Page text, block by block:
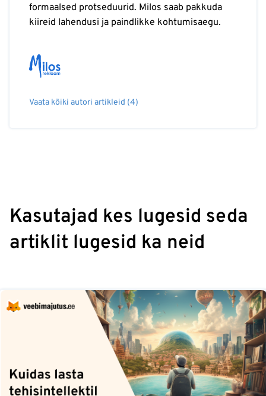
formaalsed protseduurid. Milos saab pakkuda
kiireid lahendusi ja paindlikke kohtumisaegu.
Vaata kõiki autori artikleid (4)
Kasutajad kes lugesid seda
artiklit lugesid ka neid